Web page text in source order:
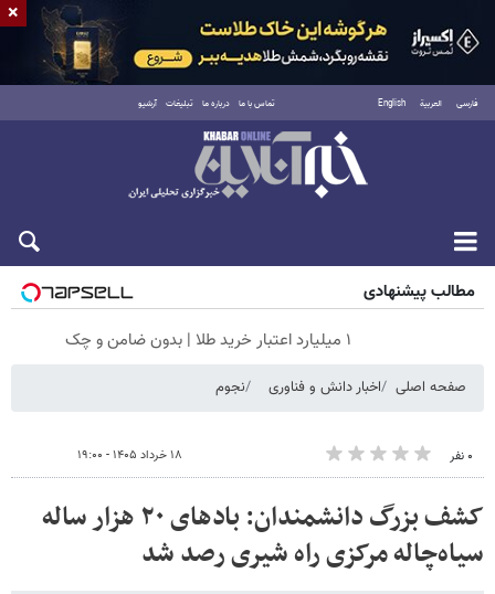
فارسی العربية English تماس با ما درباره ما تبلیغات آرشیو
جمعه ۱۶ مرداد ۱۴۰۵
مطالب پیشنهادی
۱ میلیارد اعتبار خرید طلا | بدون ضامن و چک
صفحه اصلی اخبار دانش و فناوری نجوم
۰ نفر ۱۸ خرداد ۱۴۰۵ - ۱۹:۰۰
کشف بزرگ دانشمندان: بادهای ۲۰ هزار ساله
سیاه‌چاله مرکزی راه شیری رصد شد
×